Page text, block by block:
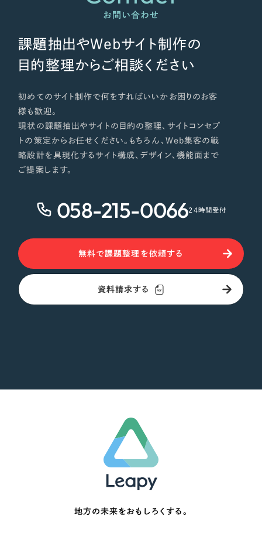
お問い合わせ
課題抽出やWebサイト制作の
目的整理からご相談ください
初めてのサイト制作で何をすればいいかお困りのお客
様も歓迎。
現状の課題抽出やサイトの目的の整理、サイトコンセプ
トの策定からお任せください。もちろん、Web集客の戦
略設計を具現化するサイト構成、デザイン、機能面まで
ご提案します。
058-215-006624時間受付
無料で課題整理を依頼する
資料請求する
地方の未来をおもしろくする。